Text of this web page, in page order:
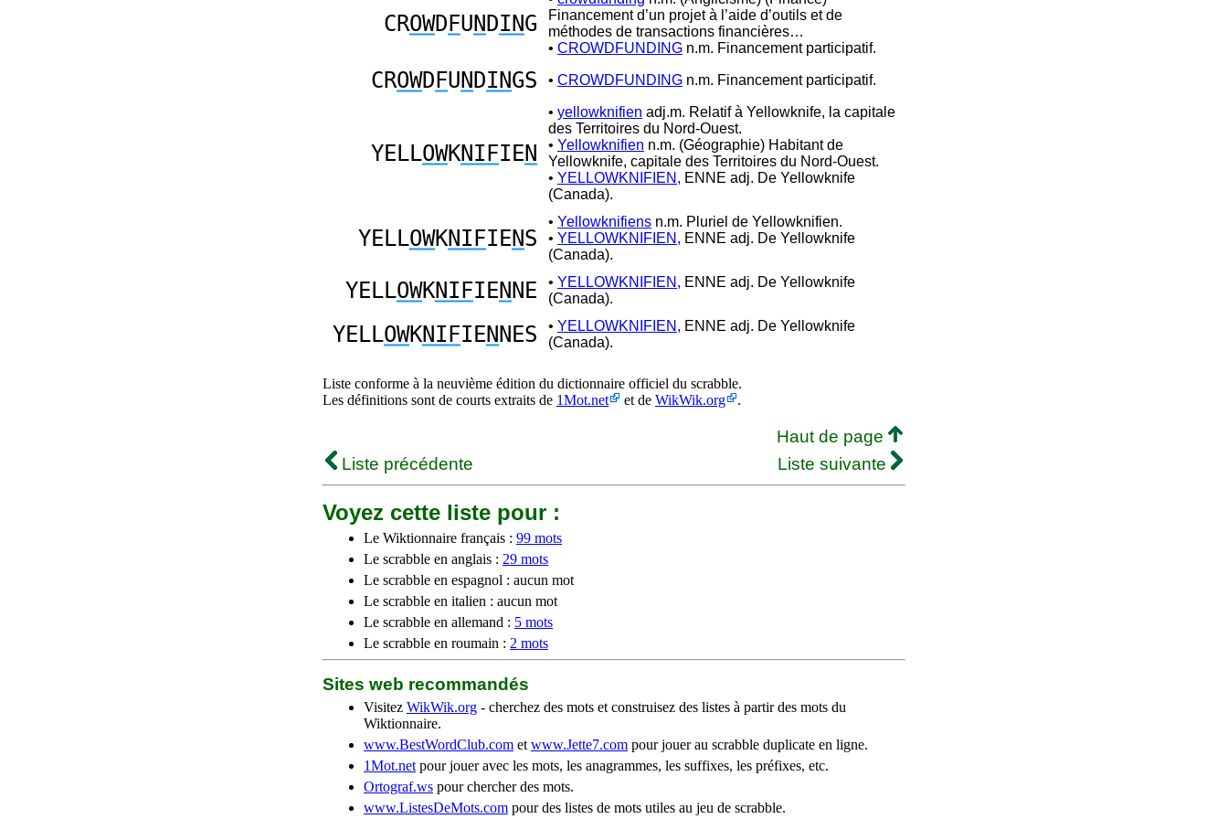
CROWD FUN DING
Financement d’un projet à l’aide d’outils et de
méthodes de transactions financières…
• CROWDFUNDING n.m. Financement participatif.
CROWD FUN DINGS • CROWDFUNDING n.m. Financement participatif.
YELLOWKNIFIEN
• yellowknifien adj.m. Relatif à Yellowknife, la capitale
des Territoires du Nord-Ouest.
• Yellowknifien n.m. (Géographie) Habitant de
Yellowknife, capitale des Territoires du Nord-Ouest.
• YELLOWKNIFIEN, ENNE adj. De Yellowknife
(Canada).
YELLOWKNIFIENS
• Yellowknifiens n.m. Pluriel de Yellowknifien.
• YELLOWKNIFIEN, ENNE adj. De Yellowknife
(Canada).
YELLOWKNIFIEN NE • YELLOWKNIFIEN, ENNE adj. De Yellowknife
(Canada).
YELLOWKNIFIEN NES • YELLOWKNIFIEN, ENNE adj. De Yellowknife
(Canada).
Liste conforme à la neuvième édition du dictionnaire officiel du scrabble.
Les définitions sont de courts extraits de 1Mot.net et de WikWik.org .
Haut de page
Liste précédente
Liste suivante
Voyez cette liste pour :
Le Wiktionnaire français : 99 mots
Le scrabble en anglais : 29 mots
Le scrabble en espagnol : aucun mot
Le scrabble en italien : aucun mot
Le scrabble en allemand : 5 mots
Le scrabble en roumain : 2 mots
Sites web recommandés
Visitez WikWik.org - cherchez des mots et construisez des listes à partir des mots du
Wiktionnaire.
www.BestWordClub.com et www.Jette7.com pour jouer au scrabble duplicate en ligne.
1Mot.net pour jouer avec les mots, les anagrammes, les suffixes, les préfixes, etc.
Ortograf.ws pour chercher des mots.
www.ListesDeMots.com pour des listes de mots utiles au jeu de scrabble.